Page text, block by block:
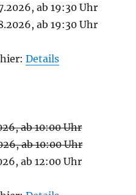
ab 19:30 Uhr
ab 19:30 Uhr
hier:Details
ab 10:00 Uhr
ab 10:00 Uhr
ab 12:00 Uhr